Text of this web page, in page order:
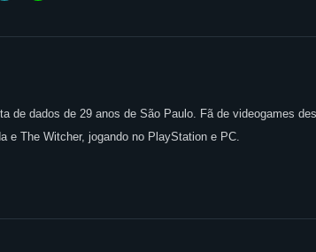
de dados de 29 anos de São Paulo. Fã de videogames
e The Witcher, jogando no PlayStation e PC.